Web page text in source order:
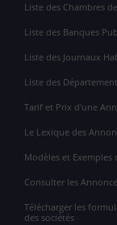
Liste des Chambres
Liste des Banques
Liste des Journaux
Liste des
Tarif et Prix d'une
Le Lexique des
Modèles et Exemples
Consulter les
Télécharger les
des sociétés